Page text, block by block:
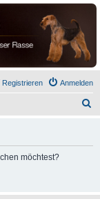
Anmelden
Registrieren
möchtest?